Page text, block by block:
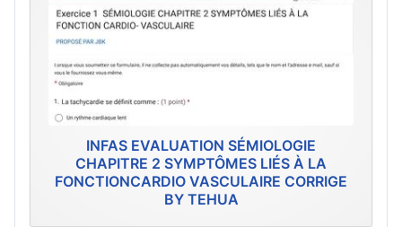
INFAS EVALUATION SÉMIOLOGIE
CHAPITRE 2 SYMPTÔMES LIÉS À LA
FONCTIONCARDIO VASCULAIRE CORRIGE
BY TEHUA